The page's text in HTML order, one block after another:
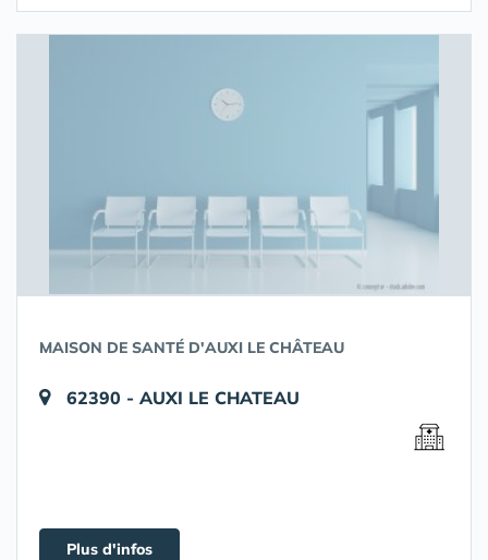
MAISON DE SANTÉ D'AUXI LE CHÂTEAU
62390 - AUXI LE CHATEAU
Plus d'infos